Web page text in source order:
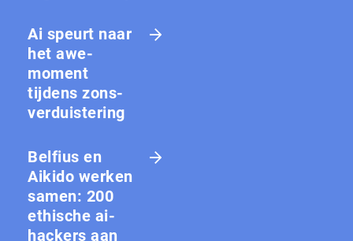
Ai speurt naar
het awe-
moment
tijdens zons­
ver­duis­te­ring
Belfius en
Aikido werken
samen: 200
ethische ai-
hackers aan